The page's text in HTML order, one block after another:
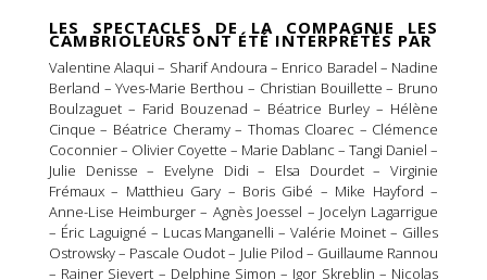
LES SPECTACLES DE LA COMPAGNIE LES
CAMBRIOLEURS ONT ÉTÉ INTERPRÉTÉS PAR
Valentine Alaqui – Sharif Andoura – Enrico Baradel – Nadine
Berland – Yves-Marie Berthou – Christian Bouillette – Bruno
Boulzaguet – Farid Bouzenad – Béatrice Burley – Hélène
Cinque – Béatrice Cheramy – Thomas Cloarec – Clémence
Coconnier – Olivier Coyette – Marie Dablanc – Tangi Daniel –
Julie Denisse – Evelyne Didi – Elsa Dourdet – Virginie
Frémaux – Matthieu Gary – Boris Gibé – Mike Hayford –
Anne-Lise Heimburger – Agnès Joessel – Jocelyn Lagarrigue
– Éric Laguigné – Lucas Manganelli – Valérie Moinet – Gilles
Ostrowsky – Pascale Oudot – Julie Pilod – Guillaume Rannou
– Rainer Sievert – Delphine Simon – Igor Skreblin – Nicolas